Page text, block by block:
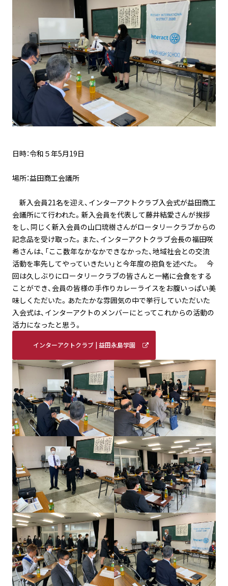
日時：令和５年5月19日
場所：益田商工会議所
新入会員21名を迎え、インターアクトクラブ入会式が益田商工
会議所にて行われた。新入会員を代表して藤井結愛さんが挨拶
をし、同じく新入会員の山口琉樹さんがロータリークラブからの
記念品を受け取った。また、インターアクトクラブ会長の福田咲
希さんは、「ここ数年なかなかできなかった、地域社会との交流
活動を率先してやっていきたい」と今年度の抱負を述べた。 今
回は久しぶりにロータリークラブの皆さんと一緒に会食をする
ことができ、会員の皆様の手作りカレーライスをお腹いっぱい美
味しくただいた。あたたかな雰囲気の中で挙行していただいた
入会式は、インターアクトのメンバーにとってこれからの活動の
活力になったと思う。
インターアクトクラブ | 益田永島学園
明誠高等学校 (meisei-masuda.ed.jp)